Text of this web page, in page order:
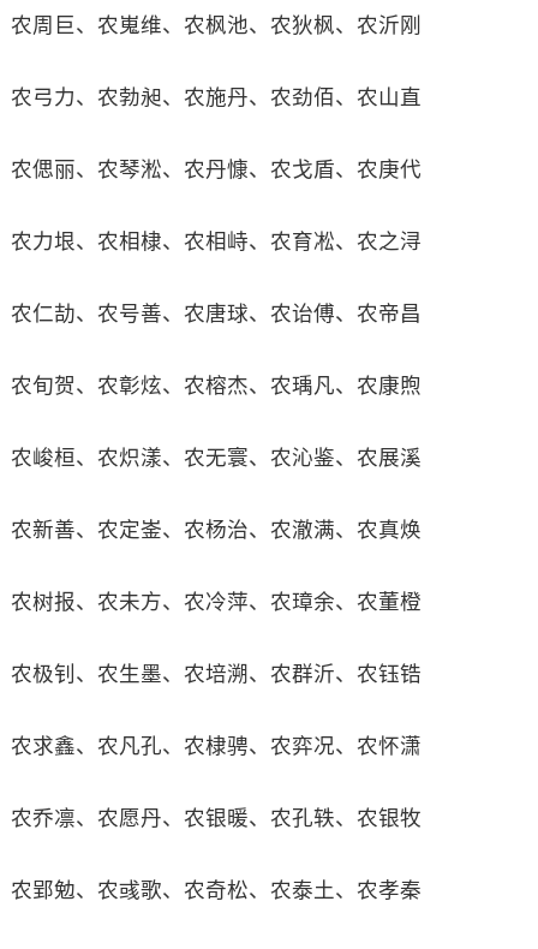
农周巨、农嵬维、农枫池、农狄枫、农沂刚
农弓力、农勃昶、农施丹、农劲佰、农山直
农偲丽、农琴淞、农丹慷、农戈盾、农庚代
农力垠、农相棣、农相峙、农育凇、农之浔
农仁劼、农号善、农唐球、农诒傅、农帝昌
农旬贺、农彰炫、农榕杰、农瑀凡、农康煦
农峻桓、农炽漾、农无寰、农沁鉴、农展溪
农新善、农定崟、农杨治、农澈满、农真焕
农树报、农未方、农冷萍、农璋余、农董橙
农极钊、农生墨、农培溯、农群沂、农钰锆
农求鑫、农凡孔、农棣骋、农弈况、农怀潇
农乔凛、农愿丹、农银暖、农孔轶、农银牧
农郢勉、农彧歌、农奇松、农泰土、农孝秦